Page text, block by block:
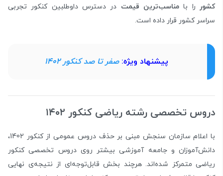
کشور را با مناسب‌ترین قیمت در دسترس داوطلبین کنکور تجربی
سراسر کشور قرار داده است.
پیشنهاد ویژه: صفر تا صد کنکور 1402
دروس تخصصی رشته ریاضی کنکور ۱۴۰۲
با اعلام سازمان سنجش مبنی بر حذف دروس عمومی از کنکور 1402،
دانش‌آموزان و جامعه آموزشی بیشتر روی دروس تخصصی کنکور
ریاضی متمرکز شده‌اند. هرچند بخش قابل‌توجه‌ای از نتیجه‌ی نهایی